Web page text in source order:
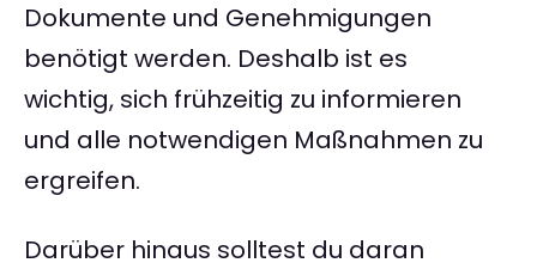
Dokumente und Genehmigungen
benötigt werden. Deshalb ist es
wichtig, sich frühzeitig zu informieren
und alle notwendigen Maßnahmen zu
ergreifen.
Darüber hinaus solltest du daran